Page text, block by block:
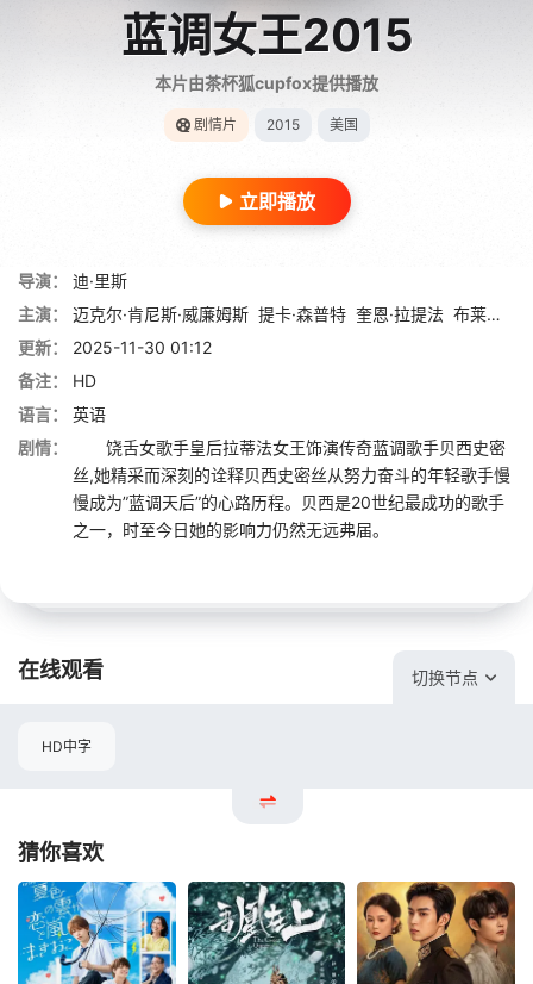
蓝调女王2015
本片由茶杯狐cupfox提供播放
剧情片 2015 美国
立即播放
导演：
迪·里斯
主演：
迈克尔·肯尼斯·威廉姆斯 提卡·森普特 奎恩·拉提法 布莱恩·格林伯格
更新：
2025-11-30 01:12
备注：
HD
语言：
英语
剧情：
饶舌女歌手皇后拉蒂法女王饰演传奇蓝调歌手贝西史密
丝,她精采而深刻的诠释贝西史密丝从努力奋斗的年轻歌手慢
慢成为”蓝调天后”的心路历程。贝西是20世纪最成功的歌手
之一，时至今日她的影响力仍然无远弗届。
在线观看 切换节点
HD中字
猜你喜欢